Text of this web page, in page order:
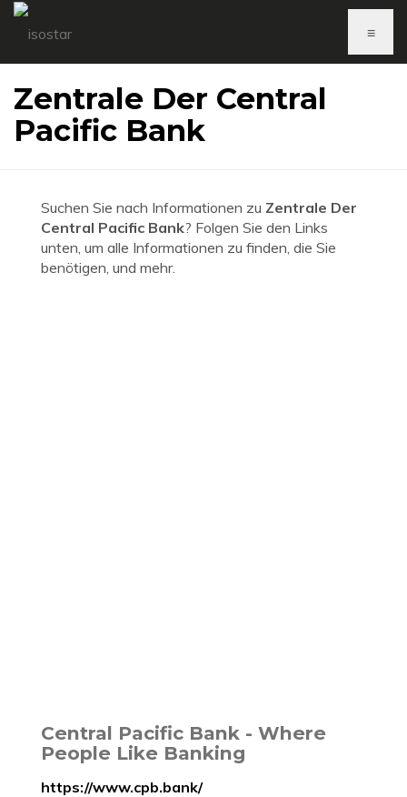
≡
Zentrale Der Central
Pacific Bank
Suchen Sie nach Informationen zu Zentrale Der
Central Pacific Bank? Folgen Sie den Links
unten, um alle Informationen zu finden, die Sie
benötigen, und mehr.
Central Pacific Bank - Where
People Like Banking
https://www.cpb.bank/